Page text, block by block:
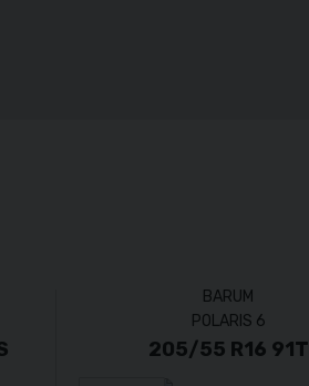
BARUM
POLARIS 6
205/55 R16 91T